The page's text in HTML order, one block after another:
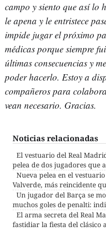
campo y siento que así lo
le apena y le entristece
impide jugar el próximo
médicas porque siempre
últimas consecuencias y
poder hacerlo. Estoy a
compañeros para
vean necesario. Gracias.
Noticias relacionadas
El vestuario del Real
pelea de dos jugadores que
Nueva pelea en el
Valverde, más reincidente
Un jugador del Barça se
muchos goles de penalti:
El arma secreta del Real
fastidiar la fiesta del clásico